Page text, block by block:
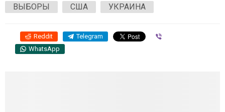
ВЫБОРЫ
США УКРАИНА
Reddit Telegram
WhatsApp